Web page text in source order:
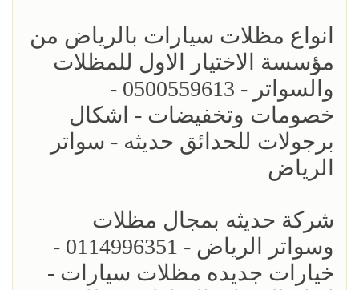
انواع مظلات سيارات بالرياض من
مؤسسة الاختيار الاول للمظلات
والسواتر - 0500559613 -
خصومات وتخفيضات - اشكال
برجولات للحدائق حديثه - سواتر
الرياض
شركة حديثه بمجال مظلات
وسواتر الرياض - 0114996351 -
خيارات جديده مظلات سيارات -